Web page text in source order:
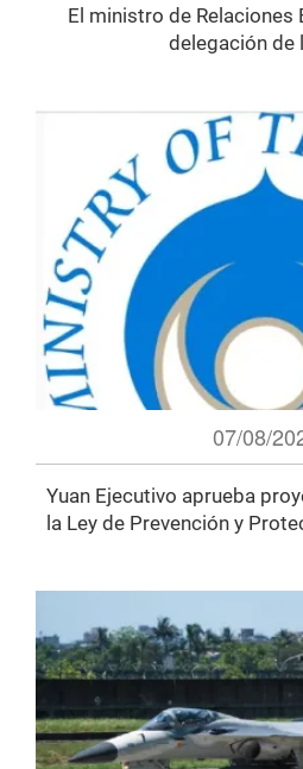
El ministro de Relaciones
delegación de
07/08/
Yuan Ejecutivo aprueba
la Ley de Prevención y